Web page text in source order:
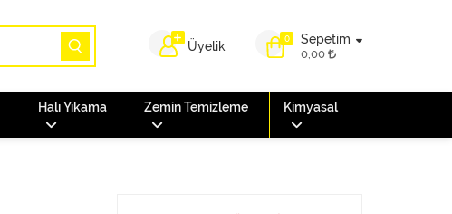
0 Sepetim
0,00
Üyelik
Halı Yıkama Zemin Temizleme Kimyasal